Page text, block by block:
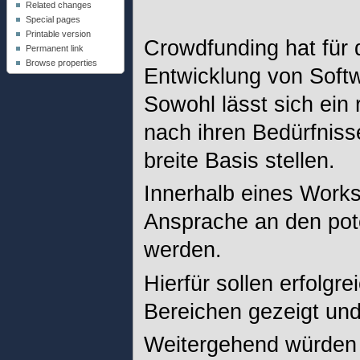
Crowdfunding hat für
Entwicklung von
Sowohl lässt sich ein
nach ihren
breite Basis stellen.
Innerhalb eines
Ansprache an den
werden.
Hierfür sollen
Bereichen gezeigt
Weitergehend
Related changes
Special pages
Printable version
Permanent link
Browse properties